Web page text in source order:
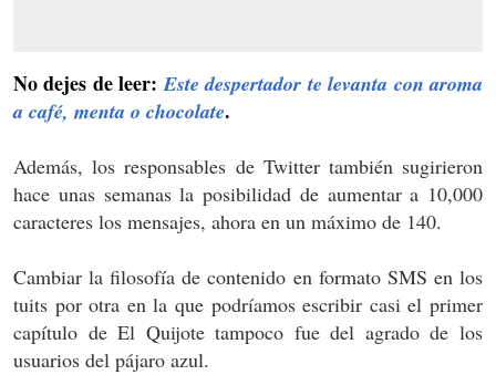
No dejes de leer:Este despertador te levanta con aroma
a café, menta o chocolate.
Además, los responsables de Twitter también sugirieron
hace unas semanas la posibilidad de aumentar a 10,000
caracteres los mensajes, ahora en un máximo de 140.
Cambiar la filosofía de contenido en formato SMS en los
tuits por otra en la que podríamos escribir casi el primer
capítulo de El Quijote tampoco fue del agrado de los
usuarios del pájaro azul.